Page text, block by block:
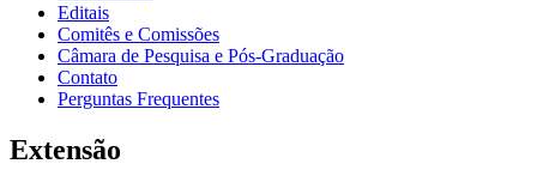
Editais
Comitês e Comissões
Câmara de Pesquisa e Pós-Graduação
Contato
Perguntas Frequentes
Extensão